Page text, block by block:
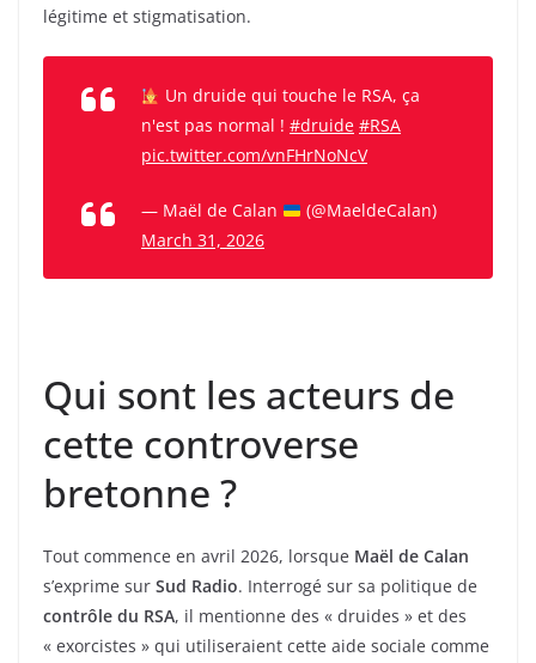
légitime et stigmatisation.
Un druide qui touche le RSA, ça
n'est pas normal ! #druide #RSA
pic.twitter.com/vnFHrNoNcV
— Maël de Calan
(@MaeldeCalan)
March 31, 2026
Qui sont les acteurs de
cette controverse
bretonne ?
Tout commence en avril 2026, lorsque Maël de Calan
s’exprime sur Sud Radio. Interrogé sur sa politique de
contrôle du RSA, il mentionne des « druides » et des
« exorcistes » qui utiliseraient cette aide sociale comme